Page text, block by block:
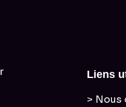
Liens
>